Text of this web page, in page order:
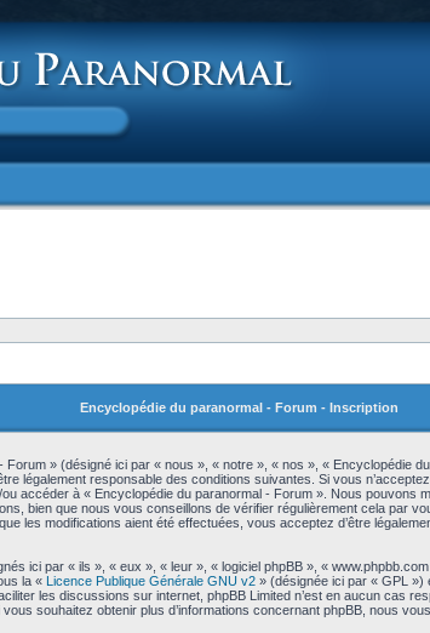
Encyclopédie du paranormal - Forum - Inscription
» (désigné ici par « nous », « notre », « nos », « Encyclopédie
légalement responsable des conditions suivantes. Si vous
accéder à « Encyclopédie du paranormal - Forum ». Nous pouvons
bien que nous vous conseillons de vérifier régulièrement cela par
les modifications aient été effectuées, vous acceptez d’être
ici par « ils », « eux », « leur », « logiciel phpBB », «
la « Licence Publique Générale GNU v2 » (désignée ici par « GPL »)
les discussions sur internet, phpBB Limited n’est en aucun cas
souhaitez obtenir plus d’informations concernant phpBB, nous